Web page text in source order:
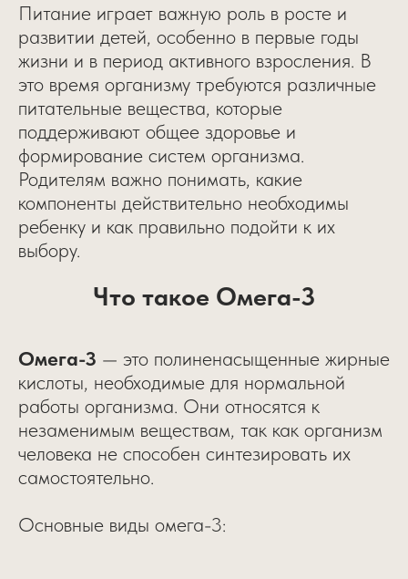
Питание играет важную роль в росте и
развитии детей, особенно в первые годы
жизни и в период активного взросления. В
это время организму требуются различные
питательные вещества, которые
поддерживают общее здоровье и
формирование систем организма.
Родителям важно понимать, какие
компоненты действительно необходимы
ребенку и как правильно подойти к их
выбору.
Что такое Омега-3
Омега-3 — это полиненасыщенные жирные
кислоты, необходимые для нормальной
работы организма. Они относятся к
незаменимым веществам, так как организм
человека не способен синтезировать их
самостоятельно.
Основные виды омега-3: